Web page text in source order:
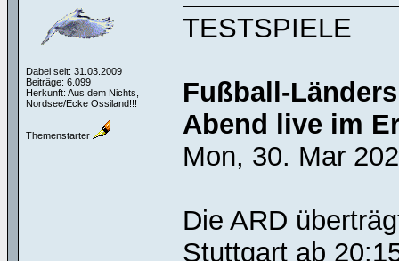
Dabei seit: 31.03.2009
Beiträge: 6.099
Herkunft: Aus dem Nichts,
Nordsee/Ecke Ossiland!!!
Themenstarter
TESTSPIELE
Fußball-
Abend live im
Mon, 30. Mar
Die ARD
Stuttgart ab